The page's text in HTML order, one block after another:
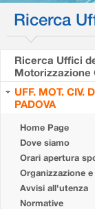
Ricerca
Ricerca Uffici
Motorizzazione
UFF. MOT. CIV.
PADOVA
Home Page
Dove siamo
Orari apertura
Organizzazione
Avvisi all'utenza
Normative